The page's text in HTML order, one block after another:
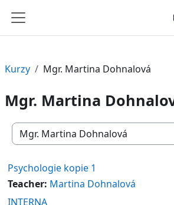
Boční panel
Kurzy Mgr. Martina Dohnalová
Mgr. Martina
Kategorie kurzů
Psychologie kopie 1
Teacher: Martina Dohnalová
INTERNA